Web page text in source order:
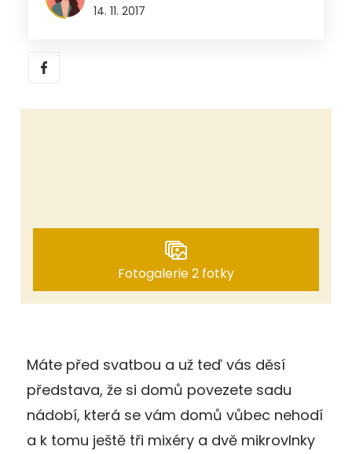
14. 11. 2017
Fotogalerie 2 fotky
Máte před svatbou a už teď vás děsí
představa, že si domů povezete sadu
nádobí, která se vám domů vůbec nehodí
a k tomu ještě tři mixéry a dvě mikrovlnky